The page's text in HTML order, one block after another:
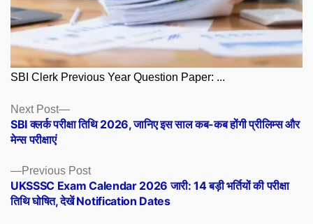
SBI Clerk Previous Year Question Paper: ...
Posts
navigation
Previous PostPrevious
post:
UKSSSC Exam Calendar 2026 जारी: 14 बड़ी भर्तियों की परीक्षा
तिथि घोषित, देखें Notification Dates
Next Post
Next
post:
SBI क्लर्क परीक्षा तिथि 2026, जानिए इस साल कब-कब होंगी प्रीलिम्स और
मेन्स परीक्षाएं